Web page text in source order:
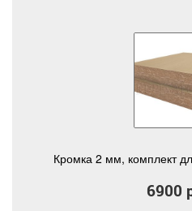
Кромка 2 мм, комплект
6900